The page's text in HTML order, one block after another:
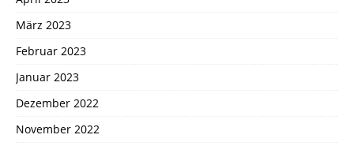
März 2023
Februar 2023
Januar 2023
Dezember 2022
November 2022